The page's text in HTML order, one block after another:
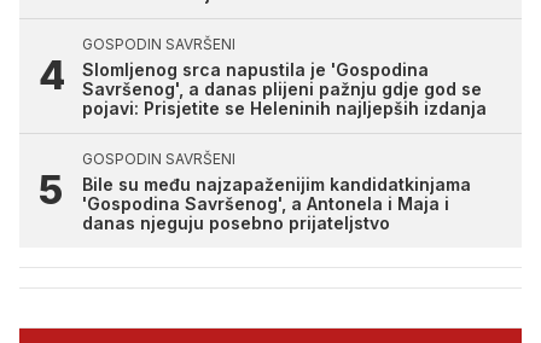
GOSPODIN SAVRŠENI
Slomljenog srca napustila je 'Gospodina
Savršenog', a danas plijeni pažnju gdje god se
pojavi: Prisjetite se Heleninih najljepših izdanja
GOSPODIN SAVRŠENI
Bile su među najzapaženijim kandidatkinjama
'Gospodina Savršenog', a Antonela i Maja i
danas njeguju posebno prijateljstvo